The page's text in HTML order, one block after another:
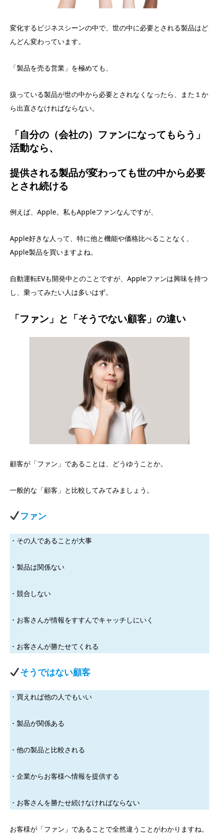
変化するビジネスシーンの中で、世の中に必要とされる製品はど
んどん変わっています。
「製品を売る営業」を極めても、
扱っている製品が世の中から必要とされなくなったら、また１か
ら出直さなければならない。
「自分の（会社の）ファンになってもらう」
活動なら、
提供される製品が変わっても世の中から必要
とされ続ける
例えば、Apple。私もAppleファンなんですが、
Apple好きな人って、特に他と機能や価格比べることなく、
Apple製品を買いますよね。
自動運転EVも開発中とのことですが、Appleファンは興味を持つ
し、乗ってみたい人は多いはず。
「ファン」と「そうでない顧客」の違い
顧客が「ファン」であることは、どうゆうことか。
一般的な「顧客」と比較してみてみましょう。
ファン
・その人であることが大事
・製品は関係ない
・競合しない
・お客さんが情報をすすんでキャッチしにいく
・お客さんが勝たせてくれる
そうではない顧客
・買えれば他の人でもいい
・製品が関係ある
・他の製品と比較される
・企業からお客様へ情報を提供する
・お客さんを勝たせ続けなければならない
お客様が「ファン」であることで全然違うことがわかりますね。